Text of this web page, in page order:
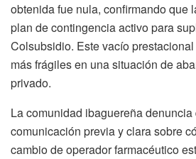
obtenida fue nula, confirmando que
plan de contingencia activo para
Colsubsidio. Este vacío
más frágiles en una situación de
privado.
La comunidad ibaguereña
comunicación previa y clara sobre
cambio de operador farmacéutico